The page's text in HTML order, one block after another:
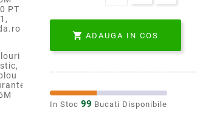
 ADAUGA IN COS
In Stoc 99 Bucati Disponibile